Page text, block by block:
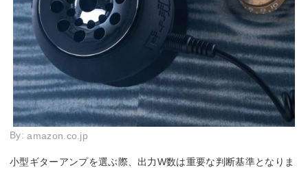
By:amazon.co.jp
小型ギターアンプを選ぶ際、出力W数は重要な判断基準となりま